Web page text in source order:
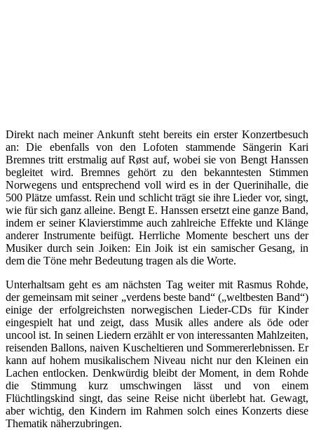
Direkt nach meiner Ankunft steht bereits ein erster Konzertbesuch
an: Die ebenfalls von den Lofoten stammende Sängerin Kari
Bremnes tritt erstmalig auf Røst auf, wobei sie von Bengt Hanssen
begleitet wird. Bremnes gehört zu den bekanntesten Stimmen
Norwegens und entsprechend voll wird es in der Querinihalle, die
500 Plätze umfasst. Rein und schlicht trägt sie ihre Lieder vor, singt,
wie für sich ganz alleine. Bengt E. Hanssen ersetzt eine ganze Band,
indem er seiner Klavierstimme auch zahlreiche Effekte und Klänge
anderer Instrumente beifügt. Herrliche Momente beschert uns der
Musiker durch sein Joiken: Ein Joik ist ein samischer Gesang, in
dem die Töne mehr Bedeutung tragen als die Worte.
Unterhaltsam geht es am nächsten Tag weiter mit Rasmus Rohde,
der gemeinsam mit seiner „verdens beste band“ („weltbesten Band“)
einige der erfolgreichsten norwegischen Lieder-CDs für Kinder
eingespielt hat und zeigt, dass Musik alles andere als öde oder
uncool ist. In seinen Liedern erzählt er von interessanten Mahlzeiten,
reisenden Ballons, naiven Kuscheltieren und Sommererlebnissen. Er
kann auf hohem musikalischem Niveau nicht nur den Kleinen ein
Lachen entlocken. Denkwürdig bleibt der Moment, in dem Rohde
die Stimmung kurz umschwingen lässt und von einem
Flüchtlingskind singt, das seine Reise nicht überlebt hat. Gewagt,
aber wichtig, den Kindern im Rahmen solch eines Konzerts diese
Thematik näherzubringen.